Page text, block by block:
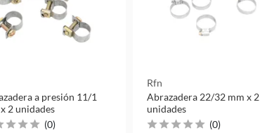
a presión 11/1
2 unidades
(0)
Rfn
Abrazadera 22/32 mm x 2
unidades
(0)